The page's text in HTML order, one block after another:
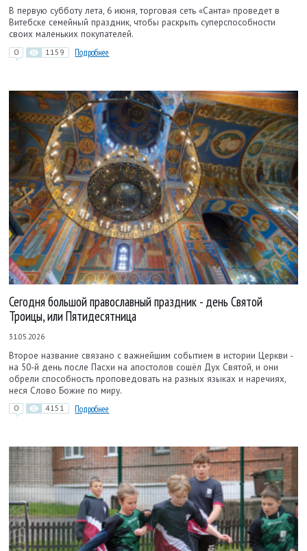
В первую субботу лета, 6 июня, торговая сеть «Санта» проведет в
Витебске семейный праздник, чтобы раскрыть суперспособности
своих маленьких покупателей.
0 1159 Подробнее
Сегодня большой православный праздник - день Святой
Троицы, или Пятидесятница
31.05.2026
Второе название связано с важнейшим событием в истории Церкви -
на 50-й день после Пасхи на апостолов сошёл Дух Святой, и они
обрели способность проповедовать на разных языках и наречиях,
неся Слово Божие по миру.
0 4151 Подробнее